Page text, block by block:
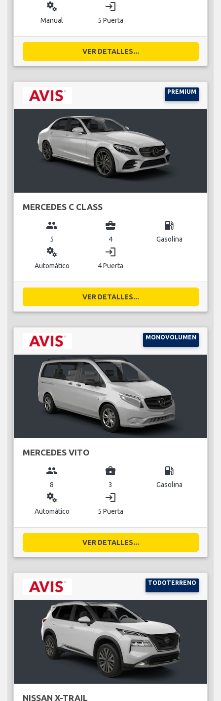
miscellaneous_services
Manual
login
5 Puerta
VER DETALLES...
PREMIUM
MERCEDES C CLASS
group
5
business_center
4
local_gas_station
Gasolina
miscellaneous_services
Automático
login
4 Puerta
VER DETALLES...
MONOVOLUMEN
MERCEDES VITO
group
8
business_center
3
local_gas_station
Gasolina
miscellaneous_services
Automático
login
5 Puerta
VER DETALLES...
TODOTERRENO
NISSAN X-TRAIL